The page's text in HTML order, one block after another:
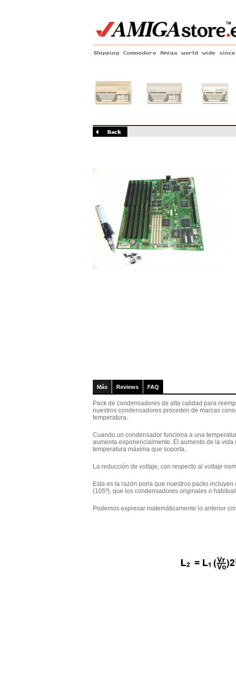
Shipping Commodore Amiga world wide since
Más Reviews FAQ
Pack de condensadores de alta calidad para
nuestros condensadores proceden de marcas
temperatura.
Cuando un condensador funciona a una
aumenta exponencialmente. El aumento de la
temperatura máxima que soporta.
La reducción de voltaje, con respecto al voltaje
Esta es la razón porla que nuestros packs
(105º), que los condensadores originales o
Podemos expresar matemáticamente lo anterior